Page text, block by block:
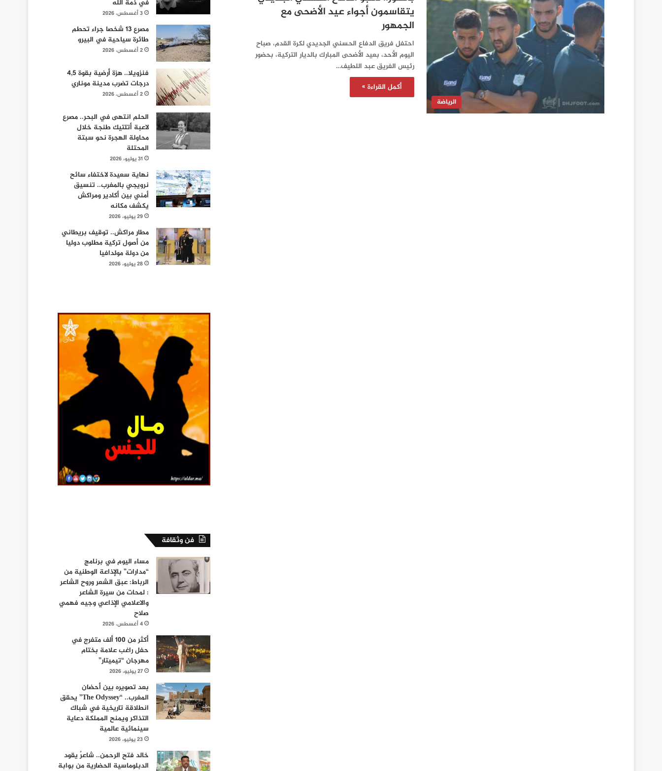
الرياضة
يتقاسمون أجواء عيد الأضحى مع
الجمهور‎
احتفل فريق الدفاع الحسني الجديدي لكرة القدم، صباح
اليوم الأحد، بعيد الأضحى المبارك بالديار التركية، بحضور
رئيس الفريق عبد اللطيف…
أكمل القراءة »
في ذمة الله
3 أغسطس، 2026
مصرع 13 شخصا جراء تحطم
طائرة سياحية في البيرو
2 أغسطس، 2026
فنزويلا.. هزة أرضية بقوة 4,5
درجات تضرب مدينة موناري
2 أغسطس، 2026
الحلم انتهى في البحر.. مصرع
لاعبة أتلتيك طنجة خلال
محاولة الهجرة نحو سبتة
المحتلة
31 يوليو، 2026
نهاية سعيدة لاختفاء سائح
نرويجي بالمغرب.. تنسيق
أمني بين أكادير ومراكش
يكشف مكانه
29 يوليو، 2026
مطار مراكش.. توقيف بريطاني
من أصول تركية مطلوب دوليا
من دولة مولدافيا
28 يوليو، 2026
فن وثقافة
مساء اليوم في برنامج
“مدارات” بالإذاعة الوطنية من
الرباط: عبق الشعر وروح الشاعر
: لمحات من سيرة الشاعر
والاعلامي الإذاعي وجيه فهمي
صلاح
4 أغسطس، 2026
أكثر من 100 ألف متفرج في
حفل راغب علامة بختام
مهرجان “تيميتار”
27 يوليو، 2026
بعد تصويره بين أحضان
المغرب.. “The Odyssey” يحقق
انطلاقة تاريخية في شباك
التذاكر ويمنح المملكة دعاية
سينمائية عالمية
23 يوليو، 2026
خالد فتح الرحمن.. شاعرٌ يقود
الدبلوماسية الحضارية من بوابة